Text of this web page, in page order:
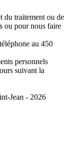
du traitement ou de
ou pour nous faire
au 450
personnels
suivant la
Jean - 2026